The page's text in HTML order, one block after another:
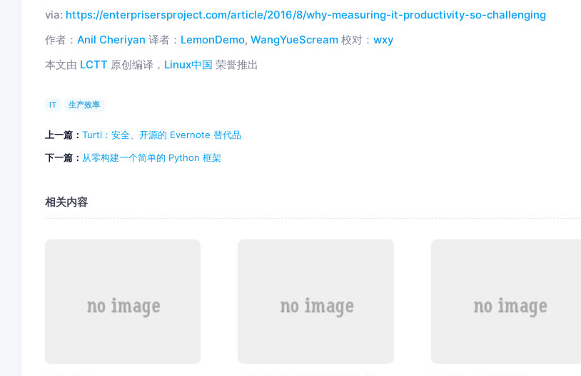
via: https://enterprisersproject.com/article/2016/8/why-measuring-it-productivity-so-challenging
作者： Anil Cheriyan 译者： LemonDemo, WangYueScream校对： wxy
本文由 LCTT 原创编译， Linux中国 荣誉推出
IT 生产效率
上一篇： Turtl：安全、开源的 Evernote 替代品
下一篇： 从零构建一个简单的 Python 框架
相关内容